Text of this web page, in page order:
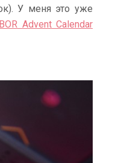
У меня это уже
Advent Calendar